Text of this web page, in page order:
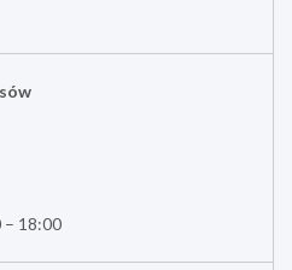
– 18:00